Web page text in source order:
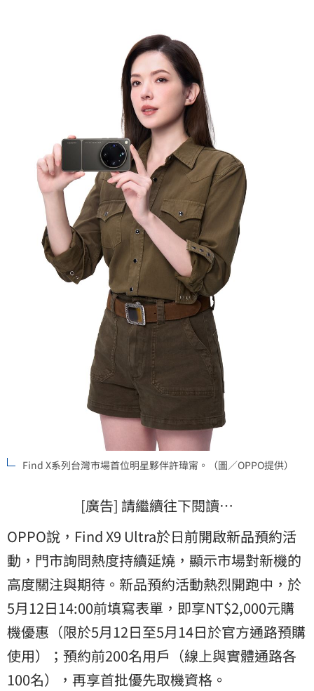
Find X系列台灣市場首位明星夥伴許瑋甯。（圖／OPPO提供）
[廣告] 請繼續往下閱讀…
OPPO說，Find X9 Ultra於日前開啟新品預約活
動，門市詢問熱度持續延燒，顯示市場對新機的
高度關注與期待。新品預約活動熱烈開跑中，於
5月12日14:00前填寫表單，即享NT$2,000元購
機優惠（限於5月12日至5月14日於官方通路預購
使用）；預約前200名用戶（線上與實體通路各
100名），再享首批優先取機資格。